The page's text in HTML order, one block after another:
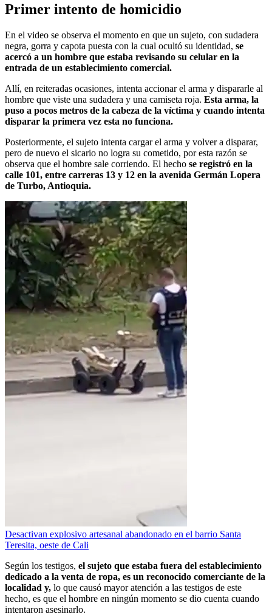
Primer intento de homicidio
En el video se observa el momento en que un sujeto, con sudadera
negra, gorra y capota puesta con la cual ocultó su identidad, se
acercó a un hombre que estaba revisando su celular en la
entrada de un establecimiento comercial.
Allí, en reiteradas ocasiones, intenta accionar el arma y dispararle al
hombre que viste una sudadera y una camiseta roja. Esta arma, la
puso a pocos metros de la cabeza de la víctima y cuando intenta
disparar la primera vez esta no funciona.
Posteriormente, el sujeto intenta cargar el arma y volver a disparar,
pero de nuevo el sicario no logra su cometido, por esta razón se
observa que el hombre sale corriendo. El hecho se registró en la
calle 101, entre carreras 13 y 12 en la avenida Germán Lopera
de Turbo, Antioquia.
Desactivan explosivo artesanal abandonado en el barrio Santa
Teresita, oeste de Cali
Según los testigos, el sujeto que estaba fuera del establecimiento
dedicado a la venta de ropa, es un reconocido comerciante de la
localidad y, lo que causó mayor atención a las testigos de este
hecho, es que el hombre en ningún momento se dio cuenta cuando
intentaron asesinarlo.